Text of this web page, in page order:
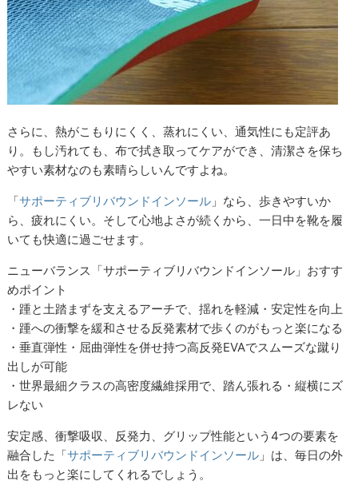
さらに、熱がこもりにくく、蒸れにくい、通気性にも定評あ
り。もし汚れても、布で拭き取ってケアができ、清潔さを保ち
やすい素材なのも素晴らしいんですよね。
「サポーティブリバウンドインソール 」なら、歩きやすいか
ら、疲れにくい。そして心地よさが続くから、一日中を靴を履
いても快適に過ごせます。
ニューバランス「サポーティブリバウンドインソール」おすす
めポイント
・踵と土踏まずを支えるアーチで、揺れを軽減・安定性を向上
・踵への衝撃を緩和させる反発素材で歩くのがもっと楽になる
・垂直弾性・屈曲弾性を併せ持つ高反発EVAでスムーズな蹴り
出しが可能
・世界最細クラスの高密度繊維採用で、踏ん張れる・縦横にズ
レない
安定感、衝撃吸収、反発力、グリップ性能という4つの要素を
融合した「サポーティブリバウンドインソール 」は、毎日の外
出をもっと楽にしてくれるでしょう。